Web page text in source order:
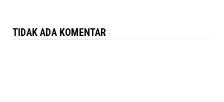
TIDAK ADA KOMENTAR